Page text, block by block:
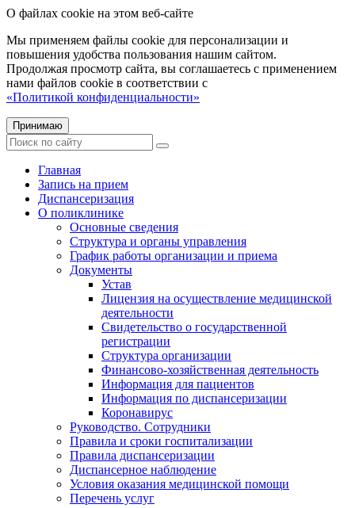
О файлах cookie на этом веб-сайте
Мы применяем файлы cookie для персонализации и
повышения удобства пользования нашим сайтом.
Продолжая просмотр сайта, вы соглашаетесь с применением
нами файлов cookie в соответствии с
«Политикой конфиденциальности»
Принимаю
Главная
Запись на прием
Диспансеризация
О поликлинике
Основные сведения
Структура и органы управления
График работы организации и приема
Документы
Устав
Лицензия на осуществление медицинской
деятельности
Свидетельство о государственной
регистрации
Структура организации
Финансово-хозяйственная деятельность
Информация для пациентов
Информация по диспансеризации
Коронавирус
Руководство. Сотрудники
Правила и сроки госпитализации
Правила диспансеризации
Диспансерное наблюдение
Условия оказания медицинской помощи
Перечень услуг